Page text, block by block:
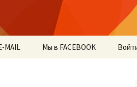
MAIL Мы в FACEBOOK